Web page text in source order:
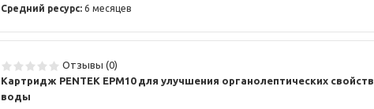
Средний ресурс: 6 месяцев
Отзывы (0)
Картридж PENTEK EPM10 для улучшения органолептических свойств
воды